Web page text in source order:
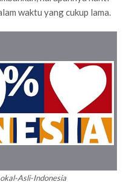
waktu yang cukup lama.
Asli-Indonesia